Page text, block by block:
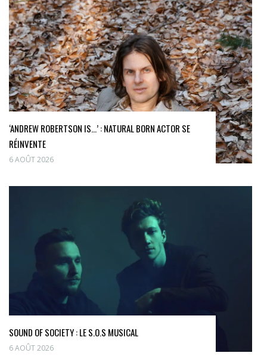
‘ANDREW ROBERTSON IS…’ : NATURAL BORN ACTOR SE
RÉINVENTE
6 AOÛT 2026
SOUND OF SOCIETY : LE S.O.S MUSICAL
6 AOÛT 2026